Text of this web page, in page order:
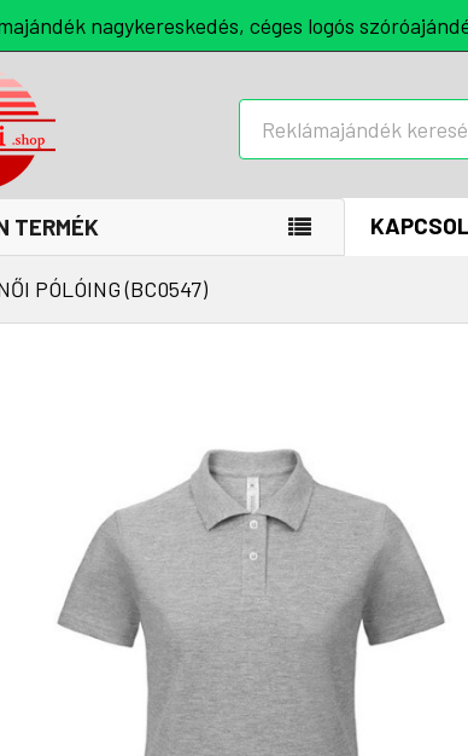
nagykereskedés, céges logós
TERMÉK
PÓLÓING (BC0547)